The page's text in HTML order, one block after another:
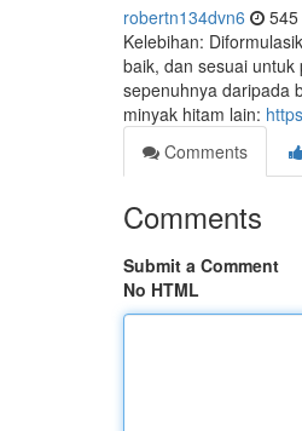
robertn134dvn6
Kelebihan:
baik, dan sesuai
sepenuhnya daripada
minyak hitam lain:
Comments
Comments
Submit a Comment
No HTML